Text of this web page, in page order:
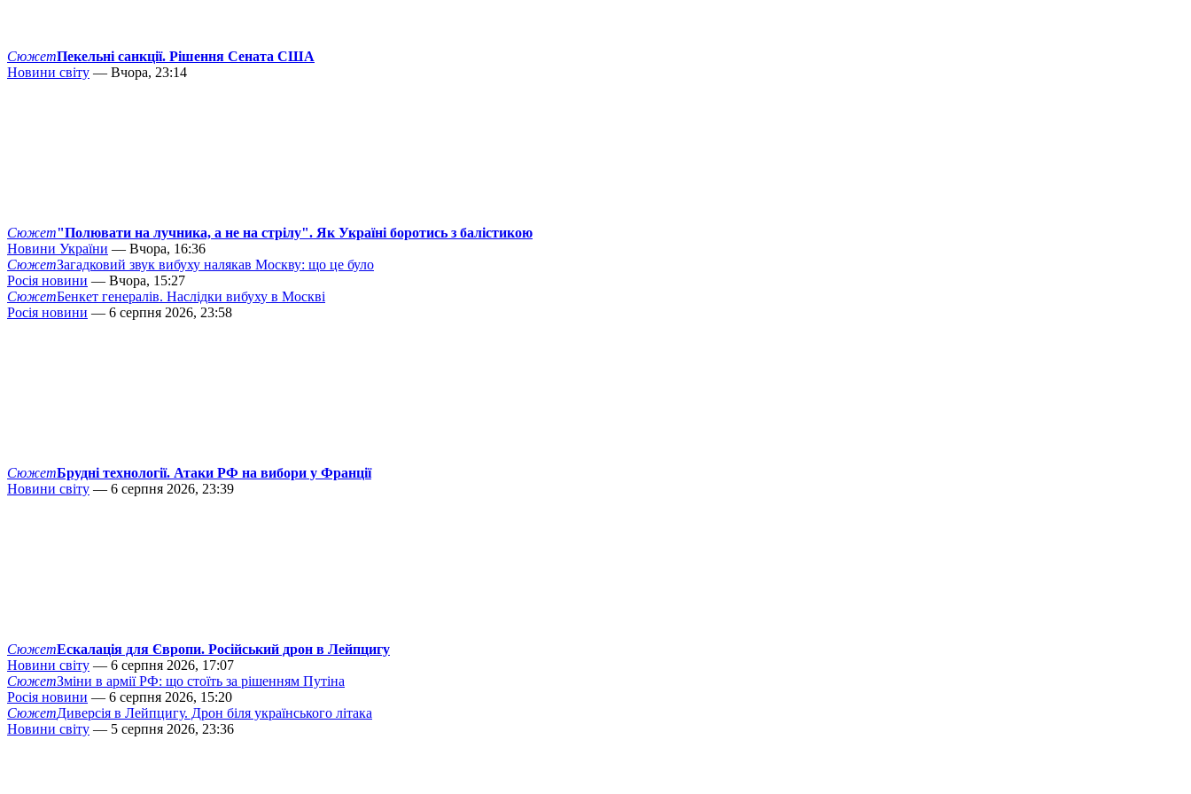
СюжетПекельні санкції. Рішення Сената США
Новини світу — Вчора, 23:14
Сюжет"Полювати на лучника, а не на стрілу". Як Україні боротись з балістикою
Новини України — Вчора, 16:36
СюжетЗагадковий звук вибуху налякав Москву: що це було
Росія новини — Вчора, 15:27
СюжетБенкет генералів. Наслідки вибуху в Москві
Росія новини — 6 серпня 2026, 23:58
СюжетБрудні технології. Атаки РФ на вибори у Франції
Новини світу — 6 серпня 2026, 23:39
СюжетЕскалація для Європи. Російський дрон в Лейпцигу
Новини світу — 6 серпня 2026, 17:07
СюжетЗміни в армії РФ: що стоїть за рішенням Путіна
Росія новини — 6 серпня 2026, 15:20
СюжетДиверсія в Лейпцигу. Дрон біля українського літака
Новини світу — 5 серпня 2026, 23:36